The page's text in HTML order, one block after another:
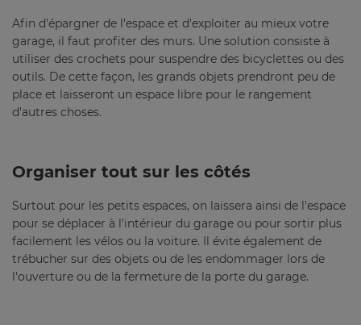
Afin d'épargner de l'espace et d'exploiter au mieux votre
garage, il faut profiter des murs. Une solution consiste à
utiliser des crochets pour suspendre des bicyclettes ou des
outils. De cette façon, les grands objets prendront peu de
place et laisseront un espace libre pour le rangement
d'autres choses.
Organiser tout sur les côtés
Surtout pour les petits espaces, on laissera ainsi de l'espace
pour se déplacer à l'intérieur du garage ou pour sortir plus
facilement les vélos ou la voiture. Il évite également de
trébucher sur des objets ou de les endommager lors de
l'ouverture ou de la fermeture de la porte du garage.